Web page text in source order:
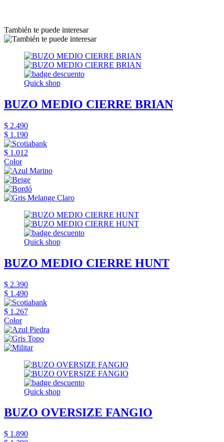
También te puede interesar
Quick shop
BUZO MEDIO CIERRE BRIAN
$ 2.490
$ 1.190
$ 1.012
Color
Quick shop
BUZO MEDIO CIERRE HUNT
$ 2.390
$ 1.490
$ 1.267
Color
Quick shop
BUZO OVERSIZE FANGIO
$ 1.890